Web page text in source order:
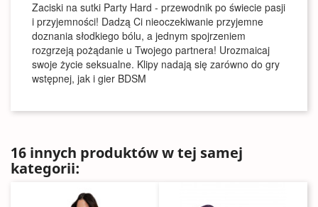
Zaciski na sutki Party Hard - przewodnik po świecie pasji
i przyjemności! Dadzą Ci nieoczekiwanie przyjemne
doznania słodkiego bólu, a jednym spojrzeniem
rozgrzeją pożądanie u Twojego partnera! Urozmaicaj
swoje życie seksualne. Klipy nadają się zarówno do gry
wstępnej, jak i gier BDSM
16 innych produktów w tej samej
kategorii: